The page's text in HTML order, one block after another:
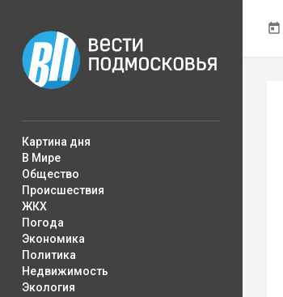
Картина дня
В Мире
Общество
Происшествия
ЖКХ
Погода
Экономика
Политика
Недвижимость
Экология